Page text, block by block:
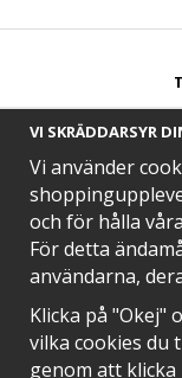
VI SKRÄDDARSYR
Vi använder
och för hålla
För detta
användarna,
Klicka på "Okej"
vilka cookies du
genom att